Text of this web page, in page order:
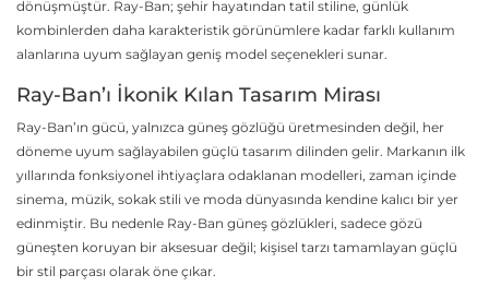
dönüşmüştür. Ray-Ban; şehir hayatından tatil stiline, günlük
kombinlerden daha karakteristik görünümlere kadar farklı kullanım
alanlarına uyum sağlayan geniş model seçenekleri sunar.
Ray-Ban’ı İkonik Kılan Tasarım Mirası
Ray-Ban’ın gücü, yalnızca güneş gözlüğü üretmesinden değil, her
döneme uyum sağlayabilen güçlü tasarım dilinden gelir. Markanın ilk
yıllarında fonksiyonel ihtiyaçlara odaklanan modelleri, zaman içinde
sinema, müzik, sokak stili ve moda dünyasında kendine kalıcı bir yer
edinmiştir. Bu nedenle Ray-Ban güneş gözlükleri, sadece gözü
güneşten koruyan bir aksesuar değil; kişisel tarzı tamamlayan güçlü
bir stil parçası olarak öne çıkar.